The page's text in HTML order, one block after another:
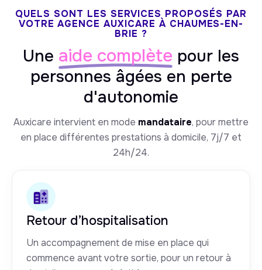
QUELS SONT LES SERVICES PROPOSÉS PAR
VOTRE AGENCE AUXICARE À CHAUMES-EN-
BRIE ?
Une aide complète pour les
personnes âgées en perte
d'autonomie
Auxicare intervient en mode mandataire, pour mettre
en place différentes prestations à domicile, 7j/7 et
24h/24.
Retour d’hospitalisation
Un accompagnement de mise en place qui
commence avant votre sortie, pour un retour à